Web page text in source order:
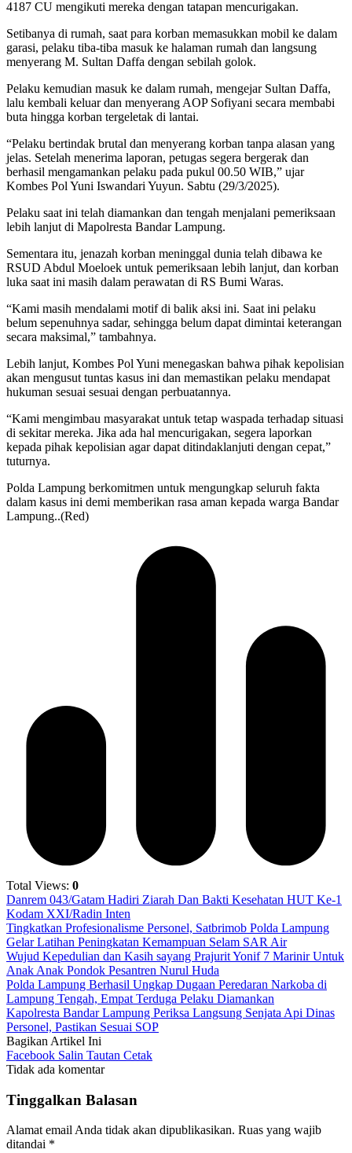
4187 CU mengikuti mereka dengan tatapan mencurigakan.
Setibanya di rumah, saat para korban memasukkan mobil ke dalam
garasi, pelaku tiba-tiba masuk ke halaman rumah dan langsung
menyerang M. Sultan Daffa dengan sebilah golok.
Pelaku kemudian masuk ke dalam rumah, mengejar Sultan Daffa,
lalu kembali keluar dan menyerang AOP Sofiyani secara membabi
buta hingga korban tergeletak di lantai.
“Pelaku bertindak brutal dan menyerang korban tanpa alasan yang
jelas. Setelah menerima laporan, petugas segera bergerak dan
berhasil mengamankan pelaku pada pukul 00.50 WIB,” ujar
Kombes Pol Yuni Iswandari Yuyun. Sabtu (29/3/2025).
Pelaku saat ini telah diamankan dan tengah menjalani pemeriksaan
lebih lanjut di Mapolresta Bandar Lampung.
Sementara itu, jenazah korban meninggal dunia telah dibawa ke
RSUD Abdul Moeloek untuk pemeriksaan lebih lanjut, dan korban
luka saat ini masih dalam perawatan di RS Bumi Waras.
“Kami masih mendalami motif di balik aksi ini. Saat ini pelaku
belum sepenuhnya sadar, sehingga belum dapat dimintai keterangan
secara maksimal,” tambahnya.
Lebih lanjut, Kombes Pol Yuni menegaskan bahwa pihak kepolisian
akan mengusut tuntas kasus ini dan memastikan pelaku mendapat
hukuman sesuai sesuai dengan perbuatannya.
“Kami mengimbau masyarakat untuk tetap waspada terhadap situasi
di sekitar mereka. Jika ada hal mencurigakan, segera laporkan
kepada pihak kepolisian agar dapat ditindaklanjuti dengan cepat,”
tuturnya.
Polda Lampung berkomitmen untuk mengungkap seluruh fakta
dalam kasus ini demi memberikan rasa aman kepada warga Bandar
Lampung..(Red)
Total Views: 0
Danrem 043/Gatam Hadiri Ziarah Dan Bakti Kesehatan HUT Ke-1
Kodam XXI/Radin Inten
Tingkatkan Profesionalisme Personel, Satbrimob Polda Lampung
Gelar Latihan Peningkatan Kemampuan Selam SAR Air
Wujud Kepedulian dan Kasih sayang Prajurit Yonif 7 Marinir Untuk
Anak Anak Pondok Pesantren Nurul Huda
Polda Lampung Berhasil Ungkap Dugaan Peredaran Narkoba di
Lampung Tengah, Empat Terduga Pelaku Diamankan
Kapolresta Bandar Lampung Periksa Langsung Senjata Api Dinas
Personel, Pastikan Sesuai SOP
Bagikan Artikel Ini
Facebook Salin Tautan Cetak
Tidak ada komentar
Tinggalkan Balasan
Alamat email Anda tidak akan dipublikasikan. Ruas yang wajib
ditandai *